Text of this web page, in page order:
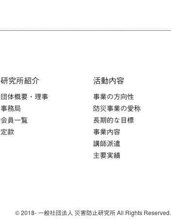
研究所紹介
団体概要・理事
事務局
会員一覧
定款
活動内容
事業の方向性
防災事業の愛称
長期的な目標
事業内容
講師派遣
主要実績
© 2018- 一般社団法人 災害防止研究所 All Rights Reserved.